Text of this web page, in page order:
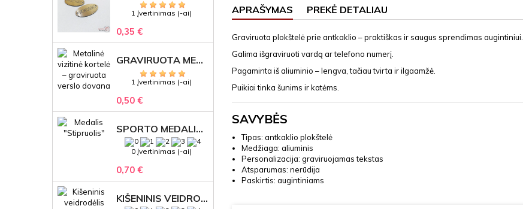
1 Įvertinimas (-ai)
0,35 €
GRAVIRUOTA METALINĖ VIZITINĖ KORTELĖ SU LOGOTIPU – REPREZENTACINĖ VERSLO DOVANA
1 Įvertinimas (-ai)
0,50 €
SPORTO MEDALIS "STIPRUOLIS" SU GRAVIRUOTU TEKSTU
0 Įvertinimas (-ai)
0,70 €
KIŠENINIS VEIDRODĖLIS
APRAŠYMAS PREKĖ DETALIAU
Graviruota plokštelė prie antkaklio – praktiškas ir saugus sprendimas augintiniui.
Galima išgraviruoti vardą ar telefono numerį.
Pagaminta iš aliuminio – lengva, tačiau tvirta ir ilgaamžė.
Puikiai tinka šunims ir katėms.
SAVYBĖS
Tipas: antkaklio plokštelė
Medžiaga: aliuminis
Personalizacija: graviruojamas tekstas
Atsparumas: nerūdija
Paskirtis: augintiniams